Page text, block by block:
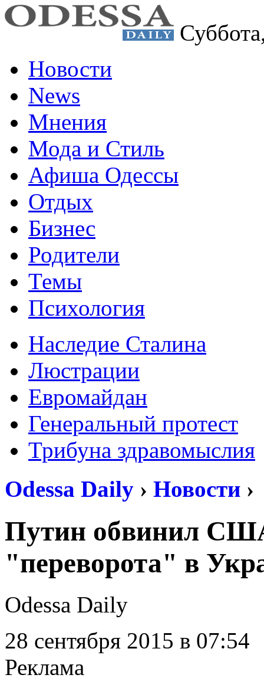
Новости
News
Мнения
Мода и Стиль
Афиша Одессы
Отдых
Бизнес
Родители
Темы
Психология
Наследие Сталина
Люстрации
Евромайдан
Генеральный протест
Трибуна здравомыслия
Odessa Daily › Новости ›
Путин обвинил
"переворота" в
Odessa Daily
28 сентября 2015 в 07:54
Реклама